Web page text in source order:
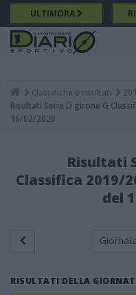
Salta
al
contenuto
principale
ULTIMORA
Breadcrumb
Classifiche e risultati
Risultati Serie D girone G
16/02/2020
Risultati
Classifica 2019/
del
RISULTATI DELLA